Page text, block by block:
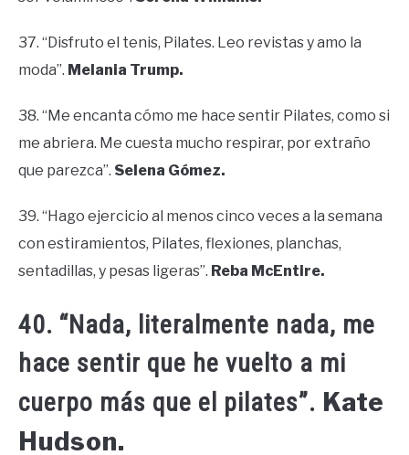
37. “Disfruto el tenis, Pilates. Leo revistas y amo la
moda”. Melania Trump.
38. “Me encanta cómo me hace sentir Pilates, como si
me abriera. Me cuesta mucho respirar, por extraño
que parezca”. Selena Gómez.
39. “Hago ejercicio al menos cinco veces a la semana
con estiramientos, Pilates, flexiones, planchas,
sentadillas, y pesas ligeras”. Reba McEntire.
40. “Nada, literalmente nada, me
hace sentir que he vuelto a mi
cuerpo más que el pilates”. Kate
Hudson.